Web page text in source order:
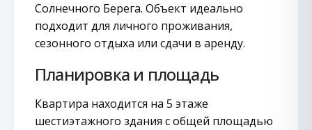
Солнечного Берега. Объект идеально
подходит для личного проживания,
сезонного отдыха или сдачи в аренду.
Планировка и площадь
Квартира находится на 5 этаже
шестиэтажного здания с общей площадью